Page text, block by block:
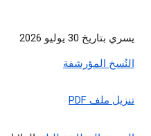
يسري بتاريخ 30 يوليو 2026
النُسخ المؤرشفة
تنزيل ملف PDF